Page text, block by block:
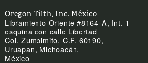
Oregon Tilth, Inc. México
Libramiento Oriente #8164-A, Int. 1
esquina con calle Libertad
Col. Zumpimito, C.P. 60190,
Uruapan, Michoacán,
México